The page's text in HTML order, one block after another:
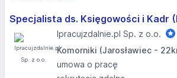
Specjalista ds. Księgowości i Kadr
Ipracujzdalnie.pl Sp. z o.o.
Komorniki (Jarosławiec -
umowa o pracę